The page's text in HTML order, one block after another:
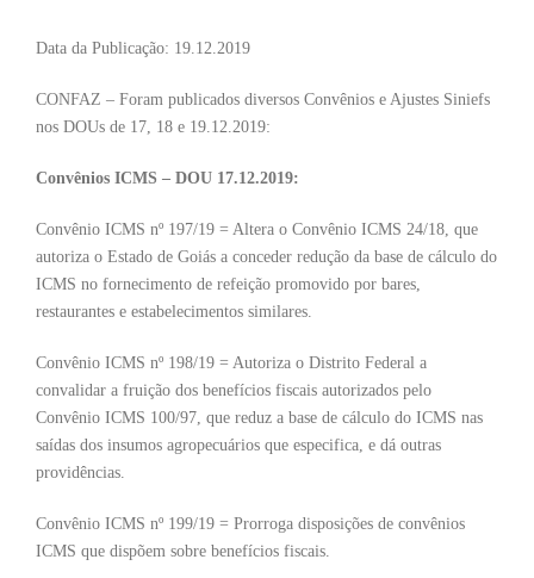
Data da Publicação: 19.12.2019
CONFAZ – Foram publicados diversos Convênios e Ajustes Siniefs
nos DOUs de 17, 18 e 19.12.2019:
Convênios ICMS – DOU 17.12.2019:
Convênio ICMS nº 197/19 = Altera o Convênio ICMS 24/18, que
autoriza o Estado de Goiás a conceder redução da base de cálculo do
ICMS no fornecimento de refeição promovido por bares,
restaurantes e estabelecimentos similares.
Convênio ICMS nº 198/19 = Autoriza o Distrito Federal a
convalidar a fruição dos benefícios fiscais autorizados pelo
Convênio ICMS 100/97, que reduz a base de cálculo do ICMS nas
saídas dos insumos agropecuários que especifica, e dá outras
providências.
Convênio ICMS nº 199/19 = Prorroga disposições de convênios
ICMS que dispõem sobre benefícios fiscais.